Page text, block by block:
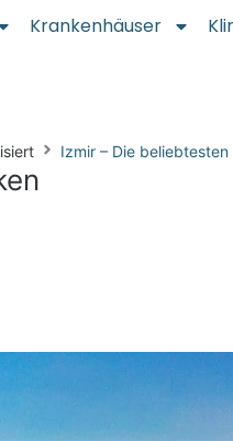
Krankenhäuser
Izmir – Die beliebtesten